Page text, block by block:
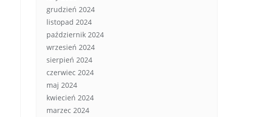
grudzień 2024
listopad 2024
październik 2024
wrzesień 2024
sierpień 2024
czerwiec 2024
maj 2024
kwiecień 2024
marzec 2024